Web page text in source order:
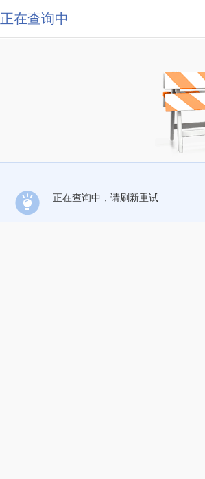
正在查询中
正在查询中，请刷新重试